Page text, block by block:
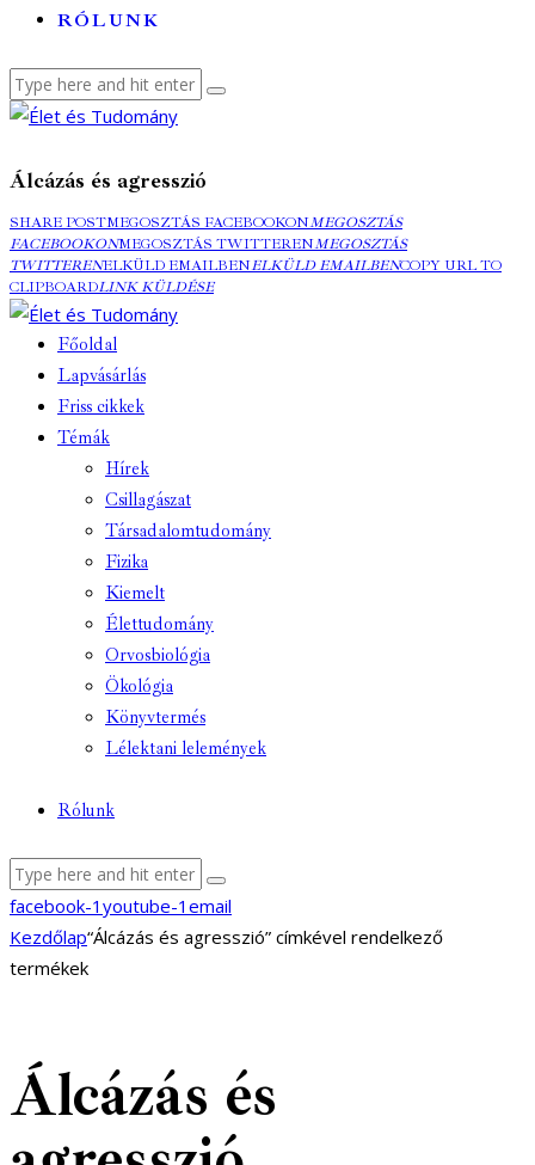
RÓLUNK
Álcázás és agresszió
SHARE POSTMEGOSZTÁS FACEBOOKONMEGOSZTÁS
FACEBOOKONMEGOSZTÁS TWITTERENMEGOSZTÁS
TWITTERENELKÜLD EMAILBENELKÜLD EMAILBENCOPY URL TO
CLIPBOARDLINK KÜLDÉSE
Főoldal
Lapvásárlás
Friss cikkek
Témák
Hírek
Csillagászat
Társadalomtudomány
Fizika
Kiemelt
Élettudomány
Orvosbiológia
Ökológia
Könyvtermés
Lélektani lelemények
Rólunk
facebook-1 youtube-1 email
Kezdőlap“Álcázás és agresszió” címkével rendelkező
termékek
Álcázás és